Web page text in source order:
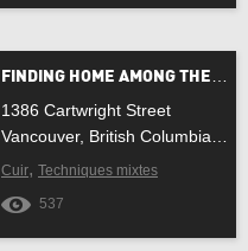
1386 Cartwright Street
Vancouver, British Columbia V6H 3R8
Cuir, Techniques mixtes
537